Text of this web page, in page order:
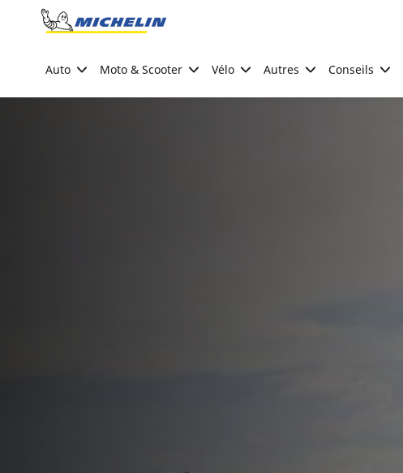
Go to page content
Auto Moto & Scooter Vélo Autres Conseils